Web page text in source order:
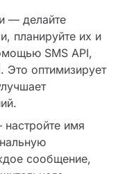
— делайте
планируйте их и
SMS API,
Это оптимизирует
имя
сообщение,